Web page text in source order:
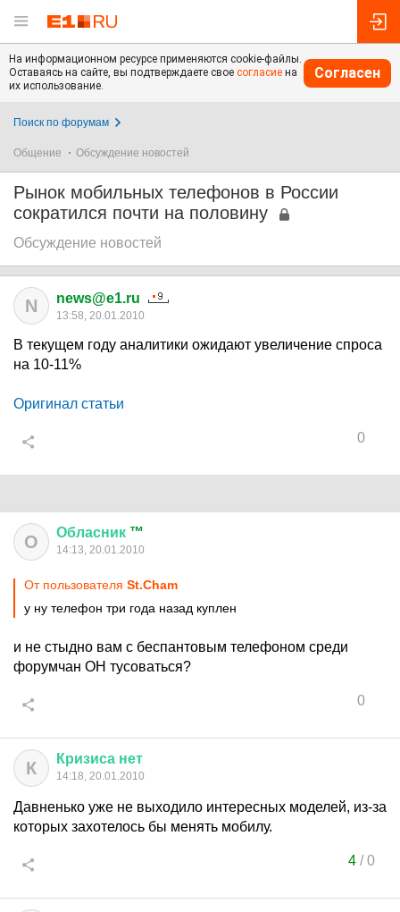
На информационном ресурсе применяются cookie-файлы.
Оставаясь на сайте, вы подтверждаете свое согласие на
их использование.
Согласен
Поиск по форумам
Общение Обсуждение новостей
Рынок мобильных телефонов в России
сократился почти на половину
Обсуждение новостей
N news@e1.ru
13:58, 20.01.2010
В текущем году аналитики ожидают увеличение спроса
на 10-11%
Оригинал статьи
0
О Обласник ™
14:13, 20.01.2010
От пользователя St.Cham
у ну телефон три года назад куплен
и не стыдно вам с беспантовым телефоном среди
форумчан ОН тусоваться?
0
К Кризиса нет
14:18, 20.01.2010
Давненько уже не выходило интересных моделей, из-за
которых захотелось бы менять мобилу.
4/0